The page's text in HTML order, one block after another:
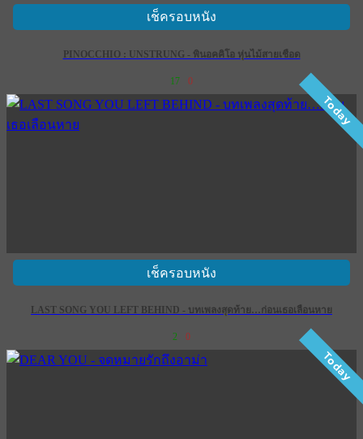
เช็ครอบหนัง
PINOCCHIO : UNSTRUNG - พินอคคิโอ หุ่นไม้สายเชือด
17 0
Today
เช็ครอบหนัง
LAST SONG YOU LEFT BEHIND - บทเพลงสุดท้าย…ก่อนเธอเลือนหาย
2 0
Today